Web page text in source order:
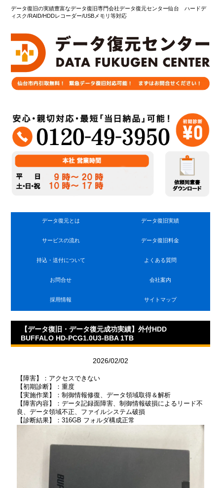
データ復旧の実績豊富なデータ復旧専門会社データ復元センター仙台 ハードデ
ィスク/RAID/HDDレコーダー/USBメモリ等対応
データ復元とは データ復旧実績
サービスの流れ データ復旧料金
持込・送付について よくある質問
お問合せ 会社案内
採用情報 サイトマップ
【データ復旧・データ復元成功実績】外付HDD
BUFFALO HD-PCG1.0U3-BBA 1TB
2026/02/02
【障害】：アクセスできない
【初期診断】：重度
【実施作業】：制御情報修復、データ領域取得＆解析
【障害内容】：データ記録面障害、制御情報破損によるリード不
良、データ領域不正、ファイルシステム破損
【診断結果】：316GB フォルダ構成正常